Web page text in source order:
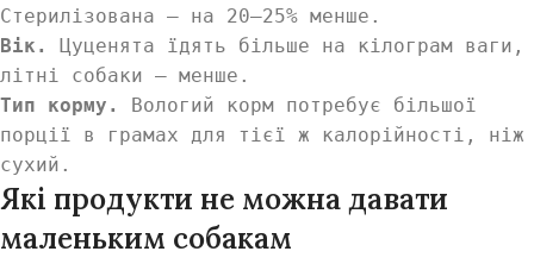
Стерилізована — на 20–25% менше.
Вік.
Цуценята їдять більше на кілограм ваги,
літні собаки — менше.
Тип корму.
Вологий корм потребує більшої
порції в грамах для тієї ж калорійності, ніж
сухий.
Які продукти не можна давати
маленьким собакам